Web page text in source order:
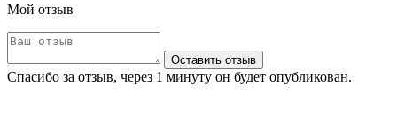
Мой отзыв
Оставить отзыв
Спасибо за отзыв, через 1 минуту он будет опубликован.